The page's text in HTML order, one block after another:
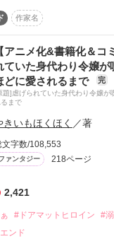
てていた萌の目の前に
あらわれる。
婚するなんて考えられな
一度チャンスをくれな
の告白に心は揺れ動くが
があって……？
られている主人公。
りでお見合いに行かさ
る。
に行く。
空迅（みそら・じん）に
作品を読む
作家名
【アニメ化&書籍化＆コ
ていた身代わり令嬢が
どに愛されるまで
完
題]虐げられていた身代わり令嬢が
まで
きいもほくほく ／著
文字数/108,553
ァンタジー 218ページ
2,421
#ドアマットヒロイン #
ンド